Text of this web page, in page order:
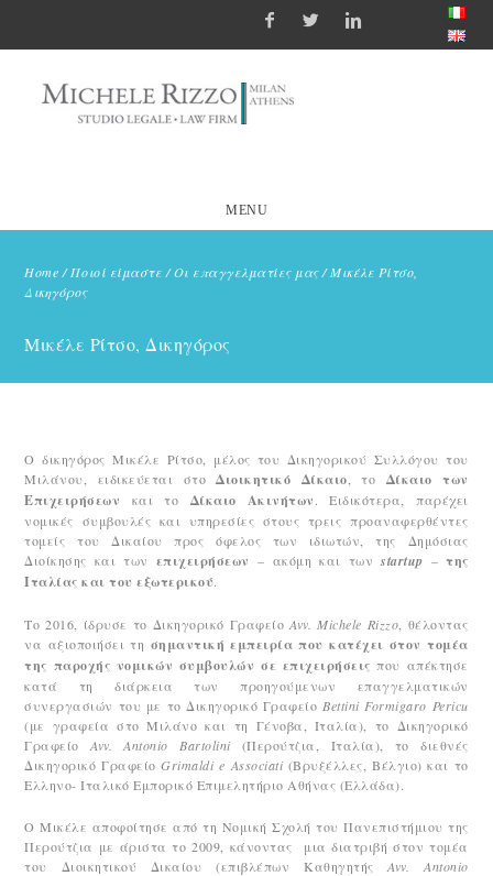
MENU
Home /Ποιοί είμαστε /Οι επαγγελματίες μας/Μικέλε Ρίτσο,
Δικηγόρος
Μικέλε Ρίτσο, Δικηγόρος
Ο δικηγόρος Μικέλε Ρίτσο, μέλος του Δικηγορικού Συλλόγου του
Μιλάνου, ειδικεύεται στοΔιοικητικό Δίκαιο , το Δίκαιο των
Επιχειρήσεων και το Δίκαιο Ακινήτων. Ειδικότερα, παρέχει
νομικές συμβουλές και υπηρεσίες στους τρεις προαναφερθέντες
τομείς του Δικαίου προς όφελος των ιδιωτών, της Δημόσιας
Διοίκησης και των επιχειρήσεων – ακόμη και τωνstartup –της
Ιταλίας και του εξωτερικού.
Το 2016, ίδρυσε το Δικηγορικό ΓραφείοAvv. Michele Rizzo , θέλοντας
να αξιοποιήσει τη σημαντική εμπειρία που κατέχει στον τομέα
της παροχής νομικών συμβουλών σε επιχειρήσεις που απέκτησε
κατά τη διάρκεια των προηγούμενων επαγγελματικών
συνεργασιών του με το Δικηγορικό Γραφείο Bettini Formigaro Pericu
(με γραφεία στο Μιλάνο και τη Γένοβα, Ιταλία), το Δικηγορικό
ΓραφείοAvv. Antonio Bartolini (Περούτζια, Ιταλία), το διεθνές
Δικηγορικό ΓραφείοGrimaldi e Associati (Βρυξέλλες, Βέλγιο) και το
Ελληνο- Ιταλικό Εμπορικό Επιμελητήριο Αθήνας (Ελλάδα).
Ο Μικέλε αποφοίτησε από τη Νομική Σχολή του Πανεπιστήμιου της
Περούτζια με άριστα το 2009, κάνοντας μια διατριβή στον τομέα
του Διοικητικού Δικαίου (επιβλέπων ΚαθηγητήςAvv. Antonio